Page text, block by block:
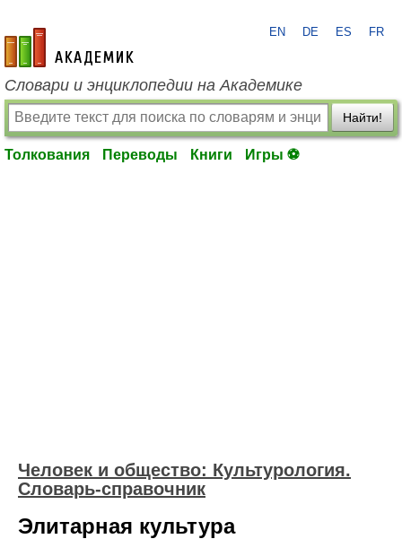
academic.ru
EN DE ES FR
Словари и энциклопедии на Академике
Найти!
Толкования Переводы Книги Игры ⚽
Человек и общество: Культурология.
Словарь-справочник
Элитарная культура